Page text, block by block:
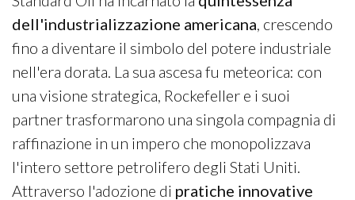
dell'industrializzazione americana , crescendo
fino a diventare il simbolo del potere industriale
nell'era dorata. La sua ascesa fu meteorica: con
una visione strategica, Rockefeller e i suoi
partner trasformarono una singola compagnia di
raffinazione in un impero che monopolizzava
l'intero settore petrolifero degli Stati Uniti.
Attraverso l'adozione di pratiche innovative